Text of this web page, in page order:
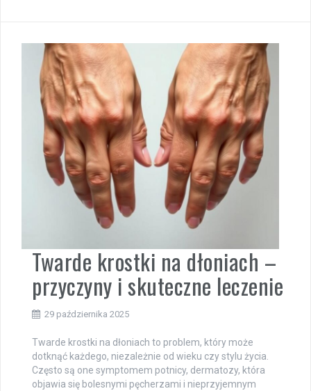
Twarde krostki na dłoniach –
przyczyny i skuteczne leczenie
29 października 2025
Twarde krostki na dłoniach to problem, który może
dotknąć każdego, niezależnie od wieku czy stylu życia.
Często są one symptomem potnicy, dermatozy, która
objawia się bolesnymi pęcherzami i nieprzyjemnym